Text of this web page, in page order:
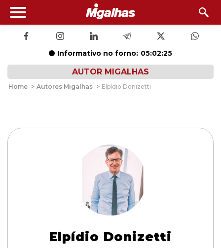
Informativo no forno: 05:02:25
AUTOR MIGALHAS
Home > Autores Migalhas > Elpídio Donizetti
Elpídio Donizetti